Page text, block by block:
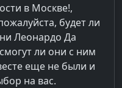
в Москве!,
будет ли
Леонардо Да
ли они с ним
еще не были и
на вас.